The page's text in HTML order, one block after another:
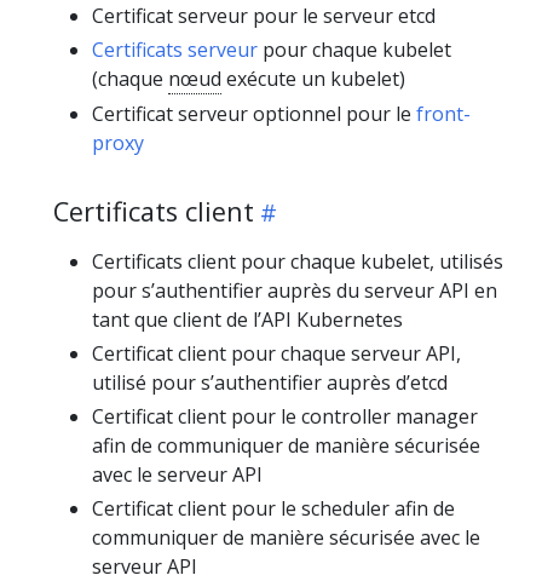
Certificat serveur pour le serveur etcd
Certificats serveur pour chaque kubelet
(chaque nœud exécute un kubelet)
Certificat serveur optionnel pour le front-
proxy
Certificats client
Certificats client pour chaque kubelet, utilisés
pour s’authentifier auprès du serveur API en
tant que client de l’API Kubernetes
Certificat client pour chaque serveur API,
utilisé pour s’authentifier auprès d’etcd
Certificat client pour le controller manager
afin de communiquer de manière sécurisée
avec le serveur API
Certificat client pour le scheduler afin de
communiquer de manière sécurisée avec le
serveur API